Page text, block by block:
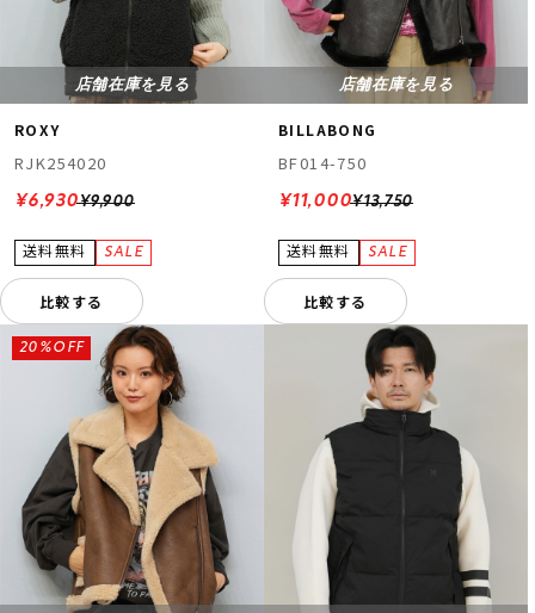
店舗在庫を見る
ROXY
RJK254020
¥9,900
¥6,930
比較する
店舗在庫を見る
BILLABONG
BF014-750
¥13,750
¥11,000
比較する
20%OFF